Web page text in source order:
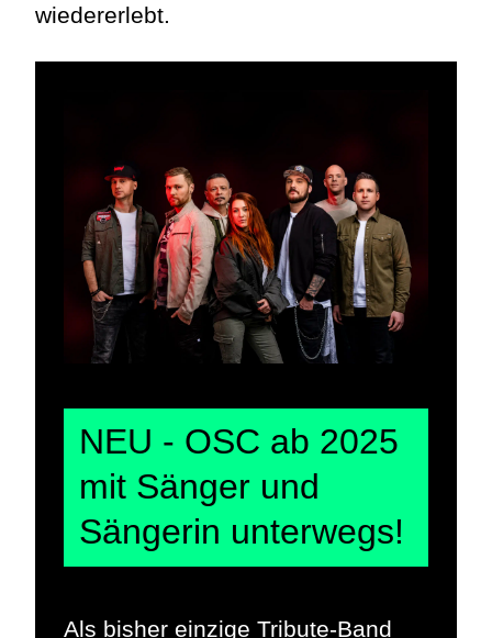
wiedererlebt.
NEU - OSC ab 2025
mit Sänger und
Sängerin unterwegs!
Als bisher einzige Tribute-Band